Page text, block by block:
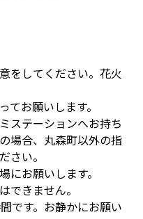
をしてください。花火
てお願いします。
ステーションへお持ち
場合、丸森町以外の指
さい。
にお願いします。
できません。
です。お静かにお願い